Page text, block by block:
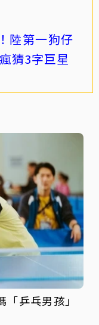
陸第一狗仔
猜3字巨星
乒乓男孩」